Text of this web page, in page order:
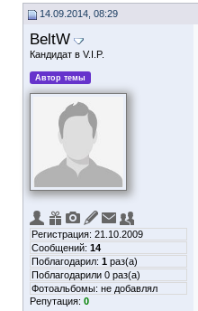
14.09.2014, 08:29
BeltW
Кандидат в V.I.P.
Автор темы
Регистрация: 21.10.2009
Сообщений: 14
Поблагодарил: 1 раз(а)
Поблагодарили 0 раз(а)
Фотоальбомы: не добавлял
Репутация: 0